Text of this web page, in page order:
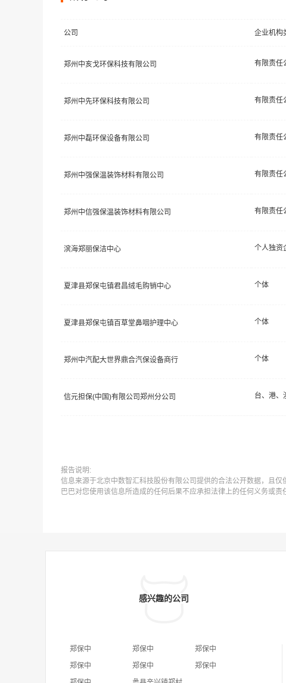
公司 企业机构
郑州中亥戈环保科技有限公司
郑州中先环保科技有限公司
郑州中磊环保设备有限公司
郑州中强保温装饰材料有限公司
郑州中信强保温装饰材料有限公司
滨海郑丽保洁中心 个人独资
夏津县郑保屯镇君昌绒毛购销中心 个体
夏津县郑保屯镇百草堂鼻咽护理中心 个体
郑州中汽配大世界鼎合汽保设备商行 个体
信元担保(中国)有限公司郑州分公司
报告说明:
信息来源于北京中数智汇科技股份有限公司提供的合法公开数据，且
巴巴对您使用该信息所造成的任何后果不应承担法律上的任何义务或
感兴趣的公司
郑保中 郑保中
郑保中
郑保中
郑保中
郑保中